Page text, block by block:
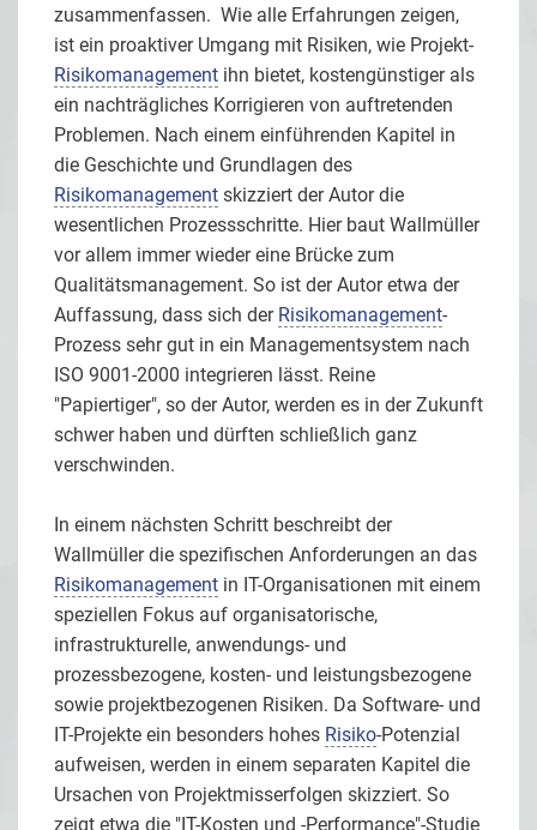
zusammenfassen. Wie alle Erfahrungen zeigen,
ist ein proaktiver Umgang mit Risiken, wie Projekt-
Risikomanagement ihn bietet, kostengünstiger als
ein nachträgliches Korrigieren von auftretenden
Problemen. Nach einem einführenden Kapitel in
die Geschichte und Grundlagen des
Risikomanagement skizziert der Autor die
wesentlichen Prozessschritte. Hier baut Wallmüller
vor allem immer wieder eine Brücke zum
Qualitätsmanagement. So ist der Autor etwa der
Auffassung, dass sich der Risikomanagement-
Prozess sehr gut in ein Managementsystem nach
ISO 9001-2000 integrieren lässt. Reine
"Papiertiger", so der Autor, werden es in der Zukunft
schwer haben und dürften schließlich ganz
verschwinden.
In einem nächsten Schritt beschreibt der
Wallmüller die spezifischen Anforderungen an das
Risikomanagement in IT-Organisationen mit einem
speziellen Fokus auf organisatorische,
infrastrukturelle, anwendungs- und
prozessbezogene, kosten- und leistungsbezogene
sowie projektbezogenen Risiken. Da Software- und
IT-Projekte ein besonders hohes Risiko-Potenzial
aufweisen, werden in einem separaten Kapitel die
Ursachen von Projektmisserfolgen skizziert. So
zeigt etwa die "IT-Kosten und -Performance"-Studie